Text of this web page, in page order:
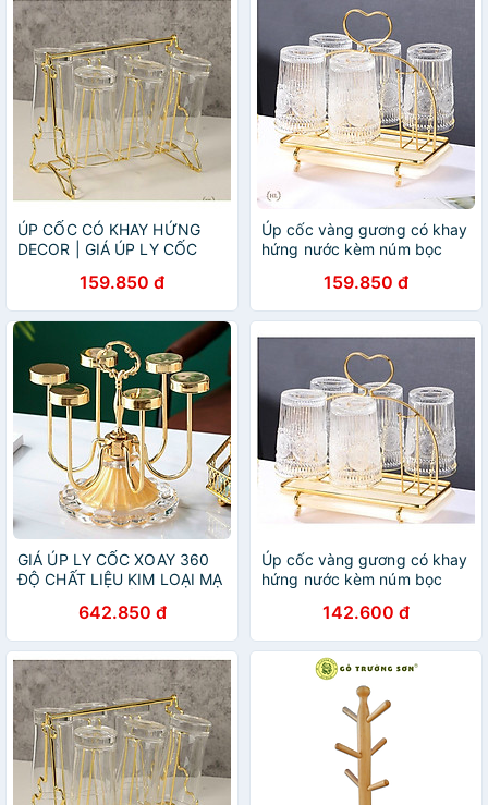
ÚP CỐC CÓ KHAY HỨNG
DECOR | GIÁ ÚP LY CỐC
HỨNG NƯỚC BẦU DỤC (
MẪU MỚI VỀ )
159.850 đ
Úp cốc vàng gương có khay
hứng nước kèm núm bọc
2022 | GIÁ ÚP LY CỐC TIM
159.850 đ
GIÁ ÚP LY CỐC XOAY 360
ĐỘ CHẤT LIỆU KIM LOẠI MẠ
ÁNH KIM SANG TRỌNG-
VD93
642.850 đ
Úp cốc vàng gương có khay
hứng nước kèm núm bọc
2022 | GIÁ ÚP LY CỐC TIM
142.600 đ